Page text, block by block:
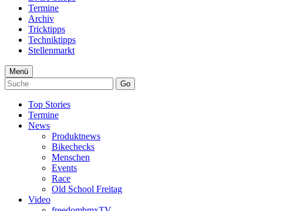
Termine
Archiv
Tricktipps
Techniktipps
Stellenmarkt
Menü
Go
Top Stories
Termine
News
Produktnews
Bikechecks
Menschen
Events
Race
Old School Freitag
Video